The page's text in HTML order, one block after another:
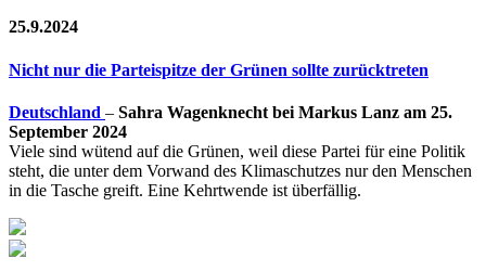
25.9.2024
Nicht nur die Parteispitze der Grünen sollte zurücktreten
Deutschland – Sahra Wagenknecht bei Markus Lanz am 25.
September 2024
Viele sind wütend auf die Grünen, weil diese Partei für eine Politik
steht, die unter dem Vorwand des Klimaschutzes nur den Menschen
in die Tasche greift. Eine Kehrtwende ist überfällig.